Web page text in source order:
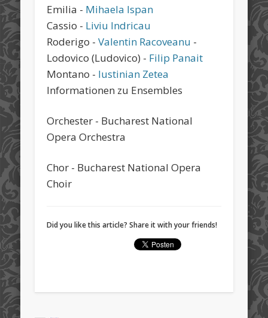
Emilia - Mihaela Ispan
Cassio - Liviu Indricau
Roderigo -Valentin Racoveanu -
Lodovico (Ludovico) - Filip Panait
Montano - Iustinian Zetea
Informationen zu Ensembles
Orchester - Bucharest National
Opera Orchestra
Chor - Bucharest National Opera
Choir
Did you like this article? Share it with your friends!